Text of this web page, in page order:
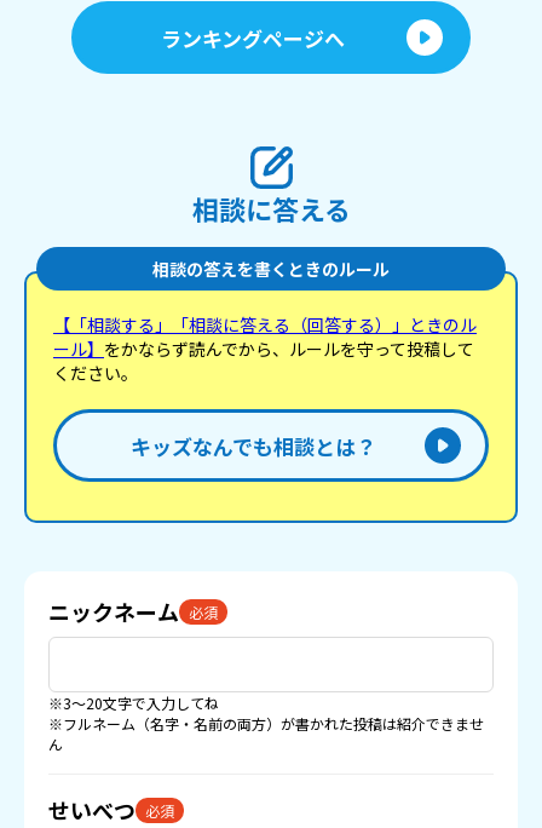
ランキングページへ
相談に答える
相談の答えを書くときのルール
【「相談する」「相談に答える（回答する）」ときのル
ール】 をかならず読んでから、ルールを守って投稿して
ください。
キッズなんでも相談とは？
ニックネーム 必須
※3〜20文字で入力してね
※フルネーム（名字・名前の両方）が書かれた投稿は紹介できませ
ん
せいべつ 必須